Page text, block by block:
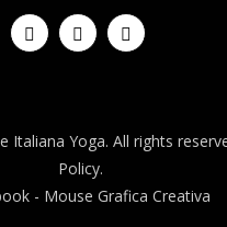
Italiana Yoga. All rights
Policy.
- Mouse Grafica Creativa